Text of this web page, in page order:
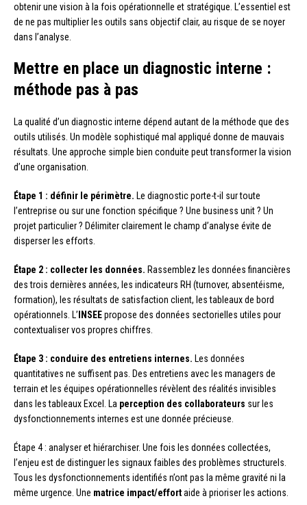
obtenir une vision à la fois opérationnelle et stratégique. L’essentiel est
de ne pas multiplier les outils sans objectif clair, au risque de se noyer
dans l’analyse.
Mettre en place un diagnostic interne :
méthode pas à pas
La qualité d’un diagnostic interne dépend autant de la méthode que des
outils utilisés. Un modèle sophistiqué mal appliqué donne de mauvais
résultats. Une approche simple bien conduite peut transformer la vision
d’une organisation.
Étape 1 : définir le périmètre. Le diagnostic porte-t-il sur toute
l’entreprise ou sur une fonction spécifique ? Une business unit ? Un
projet particulier ? Délimiter clairement le champ d’analyse évite de
disperser les efforts.
Étape 2 : collecter les données. Rassemblez les données financières
des trois dernières années, les indicateurs RH (turnover, absentéisme,
formation), les résultats de satisfaction client, les tableaux de bord
opérationnels. L’INSEEpropose des données sectorielles utiles pour
contextualiser vos propres chiffres.
Étape 3 : conduire des entretiens internes. Les données
quantitatives ne suffisent pas. Des entretiens avec les managers de
terrain et les équipes opérationnelles révèlent des réalités invisibles
dans les tableaux Excel. La perception des collaborateurs sur les
dysfonctionnements internes est une donnée précieuse.
Étape 4 : analyser et hiérarchiser. Une fois les données collectées,
l’enjeu est de distinguer les signaux faibles des problèmes structurels.
Tous les dysfonctionnements identifiés n’ont pas la même gravité ni la
même urgence. Une matrice impact/effortaide à prioriser les actions.